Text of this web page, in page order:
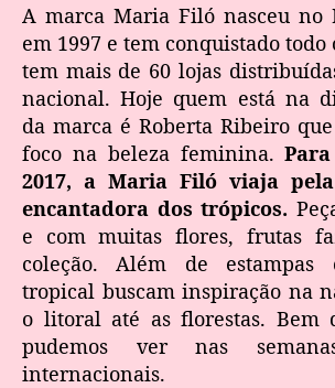
A marca Maria Filó nasceu no
em 1997 e tem conquistado todo
tem mais de 60 lojas
nacional. Hoje quem está na
da marca é Roberta Ribeiro
foco na beleza feminina.
2017, a Maria Filó viaja
encantadora dos trópicos.
e com muitas flores, frutas
coleção. Além de estampas
tropical buscam inspiração na
o litoral até as florestas. Bem
pudemos ver nas
internacionais.